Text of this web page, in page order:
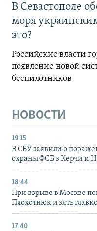
В Севастополе
моря
это?
Российские власти
появление новой
беспилотников
НОВОСТИ
19:15
В СБУ заявили о
охраны ФСБ в Керчи и
18:44
При взрыве в Москве
Плохотнюк и зять
17:40